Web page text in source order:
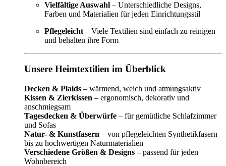
Vielfältige Auswahl – Unterschiedliche Designs,
Farben und Materialien für jeden Einrichtungsstil
Pflegeleicht – Viele Textilien sind einfach zu reinigen
und behalten ihre Form
Unsere Heimtextilien im Überblick
Decken & Plaids – wärmend, weich und atmungsaktiv
Kissen & Zierkissen – ergonomisch, dekorativ und
anschmiegsam
Tagesdecken & Überwürfe – für gemütliche Schlafzimmer
und Sofas
Natur- & Kunstfasern – von pflegeleichten Synthetikfasern
bis zu hochwertigen Naturmaterialien
Verschiedene Größen & Designs – passend für jeden
Wohnbereich